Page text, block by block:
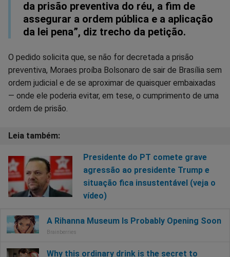
da prisão preventiva do réu, a fim de
assegurar a ordem pública e a aplicação
da lei pena”, diz trecho da petição.
O pedido solicita que, se não for decretada a prisão
preventiva, Moraes proíba Bolsonaro de sair de Brasília sem
ordem judicial e de se aproximar de quaisquer embaixadas
— onde ele poderia evitar, em tese, o cumprimento de uma
ordem de prisão.
Presidente do PT comete grave
agressão ao presidente Trump e
situação fica insustentável (veja o
vídeo)